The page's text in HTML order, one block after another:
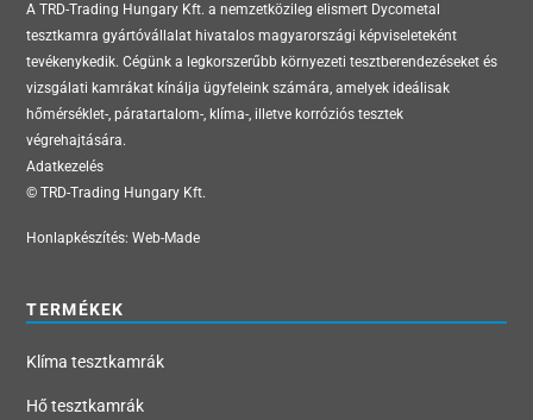
A TRD-Trading Hungary Kft. a nemzetközileg elismert Dycometal
tesztkamra gyártóvállalat hivatalos magyarországi képviseleteként
tevékenykedik. Cégünk a legkorszerűbb környezeti tesztberendezéseket és
vizsgálati kamrákat kínálja ügyfeleink számára, amelyek ideálisak
hőmérséklet-, páratartalom-, klíma-, illetve korróziós tesztek
végrehajtására.
Adatkezelés
© TRD-Trading Hungary Kft.
Honlapkészítés:Web-Made
TERMÉKEK
Klíma tesztkamrák
Hő tesztkamrák